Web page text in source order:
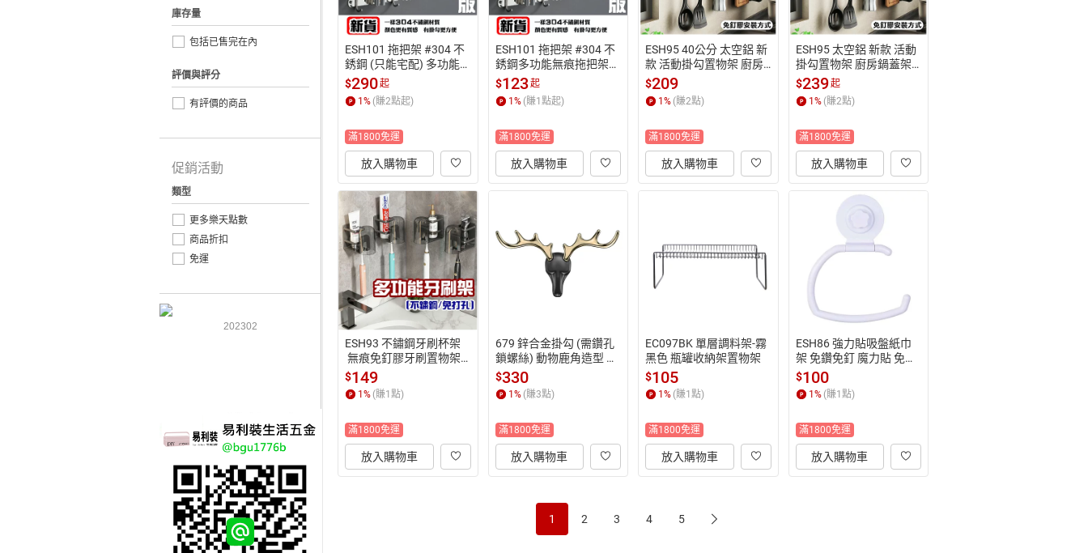
ESH101 拖把架 #304 不
銹鋼 (只能宅配) 多功能
無痕拖把架 免打孔/打孔
雙安裝方式  【易利裝】
$290起
1% (賺2點起)
滿1800免運
放入購物車
ESH101 拖把架 #304 不
銹鋼多功能無痕拖把架
免打孔/打孔 雙安裝方式
【易利裝】
$123起
1% (賺1點起)
滿1800免運
放入購物車
ESH95 40公分 太空鋁 新
款 活動掛勾置物架 廚房
鍋蓋架 免釘膠無痕安裝
【易利裝】
$209
1% (賺2點)
滿1800免運
放入購物車
ESH95 太空鋁 新款 活動
掛勾置物架 廚房鍋蓋架
免釘膠無痕安裝 【易利
裝】
$239起
1% (賺2點)
滿1800免運
放入購物車
ESH93 不鏽鋼牙刷杯架
無痕免釘膠牙刷置物架
無痕黏貼 【易利裝】
$149
1 % (賺1 點)
滿1800免運
放入購物車
679 鋅合金掛勾 (需鑽孔
鎖螺絲) 動物鹿角造型 掛
衣勾 衣帽勾
$330
1 % (賺3點)
滿1800免運
放入購物車
EC097BK 單層調料架-霧
黑色 瓶罐收納架置物架
$105
1 % (賺1 點)
滿1800免運
放入購物車
ESH86 強力貼吸盤紙巾
架 免鑽免釘 魔力貼 免打
孔 浴室廚房收納
$100
1 % (賺1 點)
滿1800免運
放入購物車
1 2 3 4 5
庫存量
包括已售完在內
評價與評分
有評價的商品
促銷活動
類型
更多樂天點數
商品折扣
免運
202302